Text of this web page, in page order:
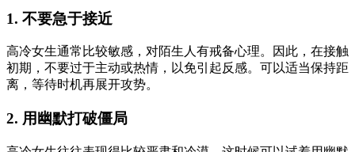
1. 不要急于接近
高冷女生通常比较敏感，对陌生人有戒备心理。因此，在接触
初期，不要过于主动或热情，以免引起反感。可以适当保持距
离，等待时机再展开攻势。
2. 用幽默打破僵局